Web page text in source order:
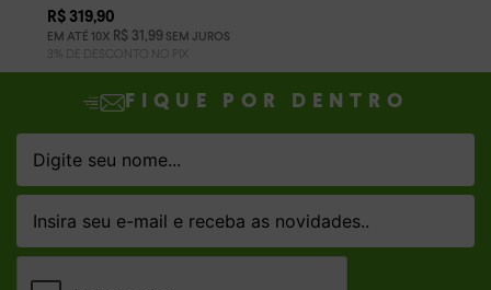
R$ 319,90
EM ATÉ 10 X R$ 31 ,99 SEM JUROS
FIQUE POR DENTRO